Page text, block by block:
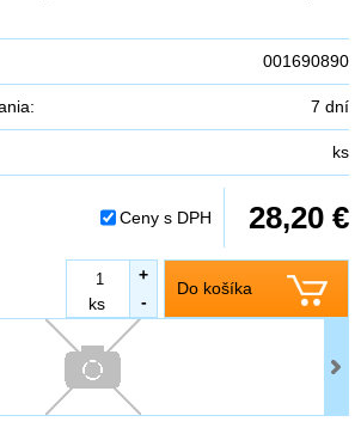
001690890
7 dní
ks
Ceny s DPH 28,20 €
Do košíka
-
ks
+